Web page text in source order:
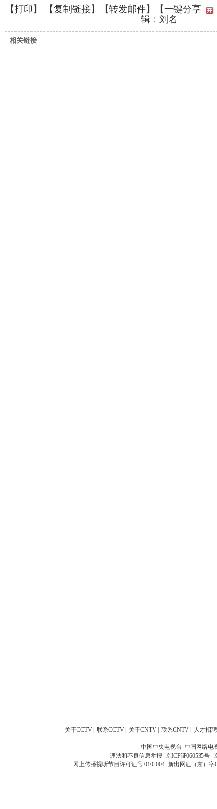
【打印】 【复制链接】【转发邮件】
【一键分享
辑：刘名
相关链接
关于CCTV 联系CCTV 关于CNTV 联系CNTV 人才招聘
中国中央电视台 中国网络电
违法和不良信息举报 京ICP证060535号
网上传播视听节目许可证号 0102004 新出网证（京）